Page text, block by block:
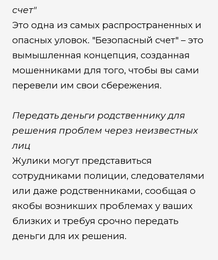
счет"
Это одна из самых распространенных и
опасных уловок. "Безопасный счет" – это
вымышленная концепция, созданная
мошенниками для того, чтобы вы сами
перевели им свои сбережения.
Передать деньги родственнику для
решения проблем через неизвестных
лиц
Жулики могут представиться
сотрудниками полиции, следователями
или даже родственниками, сообщая о
якобы возникших проблемах у ваших
близких и требуя срочно передать
деньги для их решения.